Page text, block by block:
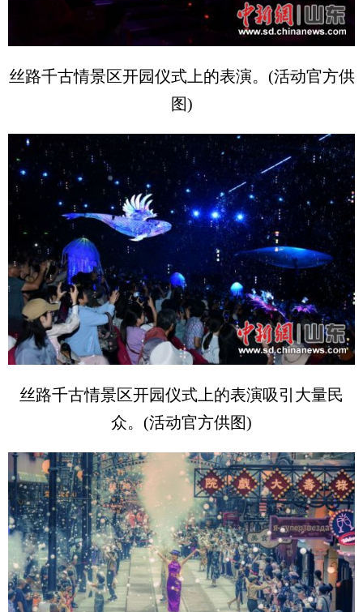
丝路千古情景区开园仪式上的表演。(活动官方供
图)
丝路千古情景区开园仪式上的表演吸引大量民
众。(活动官方供图)